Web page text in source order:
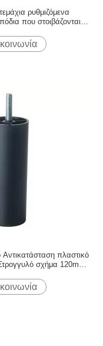
ρυθμιζόμενα
που στοιβάζονται με
πλαστικό
σχήμα 120mm